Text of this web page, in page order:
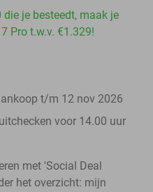
je besteedt, maak je
Pro t.w.v. €1.329!
t/m 12 nov 2026
voor 14.00 uur
met 'Social Deal
het overzicht: mijn